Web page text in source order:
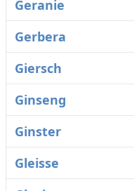
Geranie
Gerbera
Giersch
Ginseng
Ginster
Gleisse